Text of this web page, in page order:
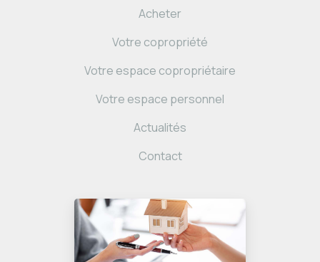
Acheter
Votre copropriété
Votre espace copropriétaire
Votre espace personnel
Actualités
Contact